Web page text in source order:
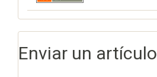
Enviar un artículo